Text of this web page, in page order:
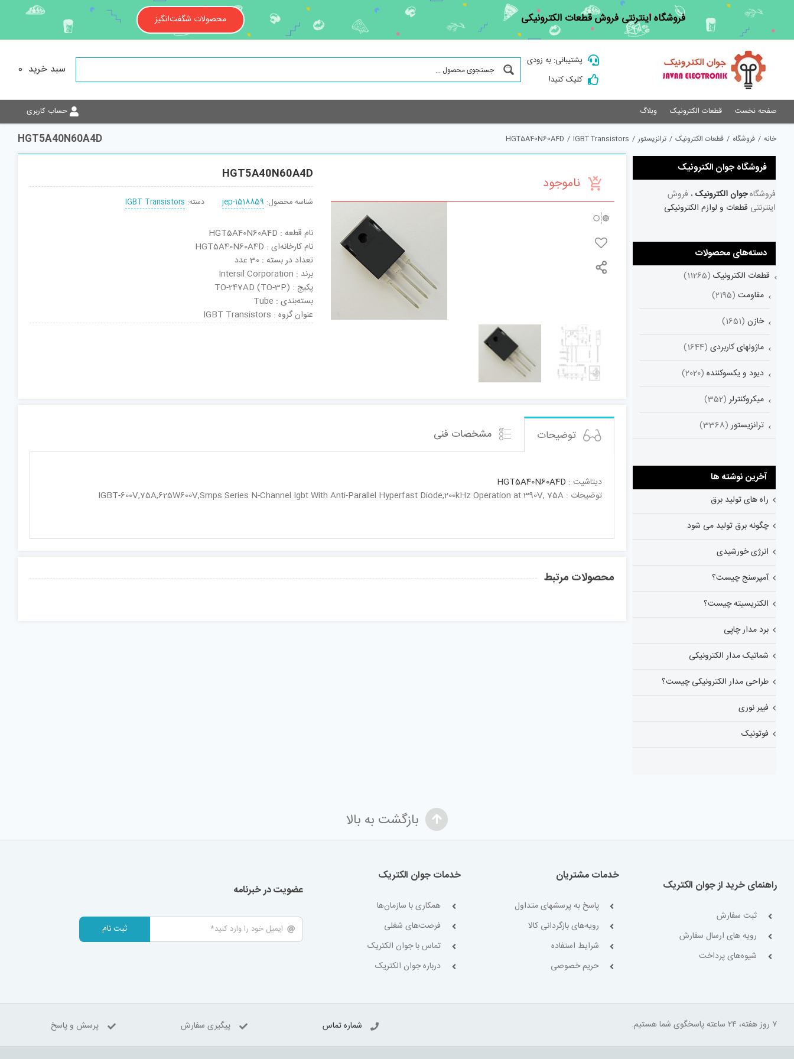
content
فروشگاه اینترنتی فروش قطعات الکترونیکی محصولات شگفت‌انگیز
پشتیبانی: به زودی
کلیک کنید!
سبد خرید 0
صفحه نخست قطعات الکترونیک وبلاگ حساب کاربری
HGT5A40N60A4D خانه / فروشگاه / قطعات الکترونیک / ترانزیستور /
IGBT Transistors
/
HGT5A40N60A4D
ناموجود HGT5A40N60A4D
شناسه محصول: jep-1518859 دسته: IGBT Transistors
نام قطعه : HGT5A40N60A4D
نام کارخانه‌ای : HGT5A40N60A4D
تعداد در بسته : 30 عدد
برند : Intersil Corporation
پکیج : TO-247AD (TO-3P)
بسته‌بندی : Tube
عنوان گروه : IGBT Transistors
توضیحات مشخصات فنی
دیتاشیت : HGT5A40N60A4D
توضیحات : IGBT-600V,75A,625W600V,Smps Series N-Channel Igbt With Anti-Parallel Hyperfast Diode;200kHz Operation at 390V, 75A
محصولات مرتبط
فروشگاه جوان الکترونیک
فروشگاهجوان الکترونیک ، فروش
اینترنتی قطعات و لوازم الکترونیکی
دسته‌های محصولات
قطعات الکترونیک (11265)
مقاومت (2195)
خازن (1651)
ماژولهای کاربردی (1644)
دیود و یکسوکننده (2020)
میکروکنترلر (352)
ترانزیستور (3368)
آخرین نوشته ها
راه های تولید برق
چگونه برق تولید می شود
انرژی خورشیدی
آمپرسنج چیست؟
الکتریسیته چیست؟
برد مدار چاپی
شماتیک مدار الکترونیکی
طراحی مدار الکترونیکی چیست؟
فیبر نوری
فوتونیک
بازگشت به بالا
راهنمای خرید از جوان الکتریک
ثبت سفارش
رویه های ارسال سفارش
شیوه‌های پرداخت
خدمات مشتریان
پاسخ به پرسشهای متداول
رویه‌های بازگردانی کالا
شرایط استفاده
حریم خصوصی
خدمات جوان الکتریک
همکاری با سازمان‌ها
فرصت‌های شغلی
تماس با جوان الکتریک
درباره جوان الکتریک
عضویت در خبرنامه
ثبت نام
۷ روز هفته، ۲۴ ساعته پاسخگوی شما هستیم. شماره تماس پیگیری سفارش پرسش و پاسخ